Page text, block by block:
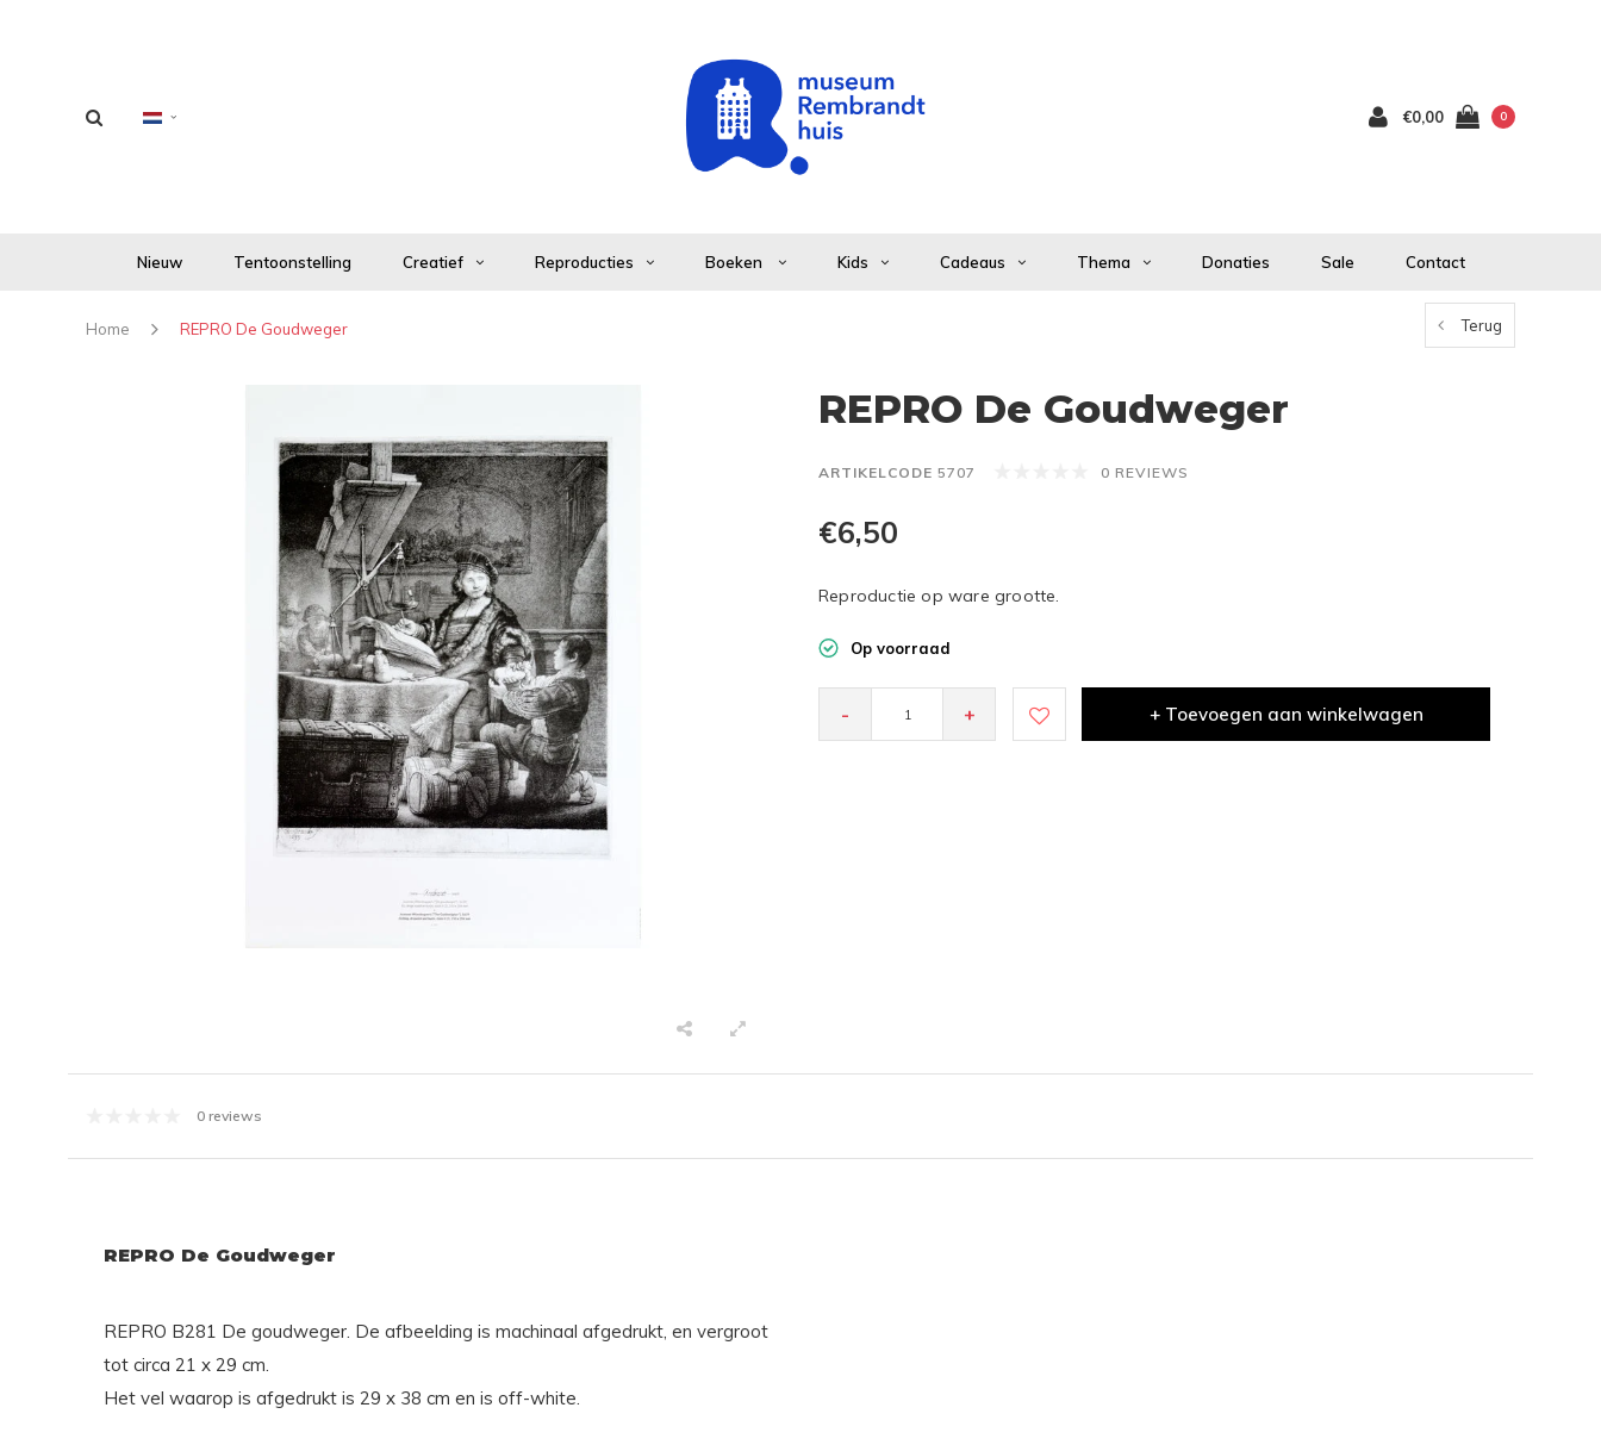
€0,00 0
Nieuw Tentoonstelling Creatief Reproducties Boeken Kids Cadeaus Thema Donaties Sale Contact
Home REPRO De Goudweger Terug
REPRO De Goudweger
ARTIKELCODE 5707 0 REVIEWS
€6,50
Reproductie op ware grootte.
Op voorraad
- + + Toevoegen aan winkelwagen
0 reviews
REPRO De Goudweger
REPRO B281 De goudweger. De afbeelding is machinaal afgedrukt, en vergroot
tot circa 21 x 29 cm.
Het vel waarop is afgedrukt is 29 x 38 cm en is off-white.